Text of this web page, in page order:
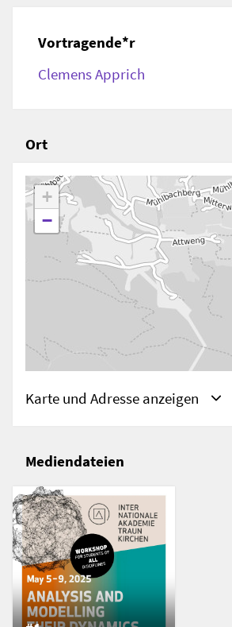
Vortragende*r
Clemens Apprich
Ort
+
−
Adresse
Traunkirchen, OO, Österreich
Traunkirchen
Österreich
Karte und Adresse anzeigen
Mediendateien